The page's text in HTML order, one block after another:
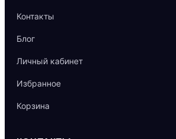
Контакты
Блог
Личный кабинет
Избранное
Корзина